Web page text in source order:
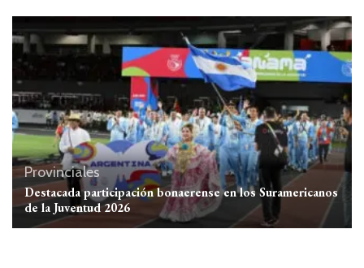
Provinciales
Destacada participación bonaerense en los Suramericanos
de la Juventud 2026